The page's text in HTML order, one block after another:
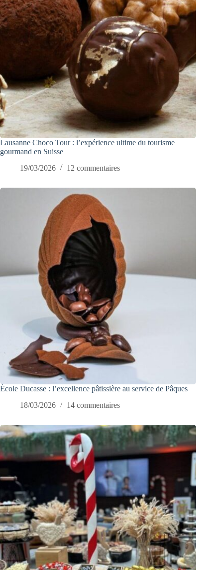
Lausanne Choco Tour : l’expérience ultime du tourisme
gourmand en Suisse
19/03/2026
12 commentaires
École Ducasse : l’excellence pâtissière au service de Pâques
18/03/2026
14 commentaires